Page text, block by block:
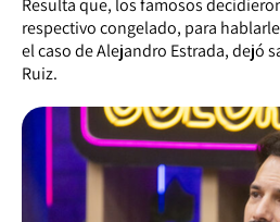
Resulta que, los famosos
respectivo congelado, para
el caso de Alejandro Estrada, dejó
Ruiz.